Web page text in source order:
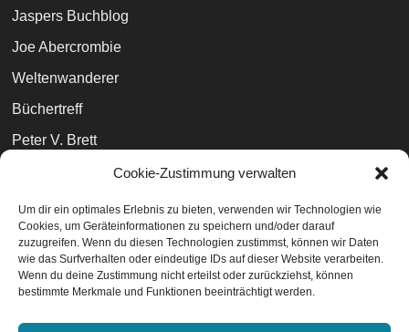
Cookie-Zustimmung verwalten
Um dir ein optimales Erlebnis zu bieten, verwenden wir Technologien wie
Cookies, um Geräteinformationen zu speichern und/oder darauf
zuzugreifen. Wenn du diesen Technologien zustimmst, können wir Daten
wie das Surfverhalten oder eindeutige IDs auf dieser Website verarbeiten.
Wenn du deine Zustimmung nicht erteilst oder zurückziehst, können
bestimmte Merkmale und Funktionen beeinträchtigt werden.
Jaspers Buchblog
Joe Abercrombie
Weltenwanderer
Büchertreff
Peter V. Brett
The Broken Binding (UK)
100morgenwald
Bibliophilara
EU-Cookie-Richtlinie